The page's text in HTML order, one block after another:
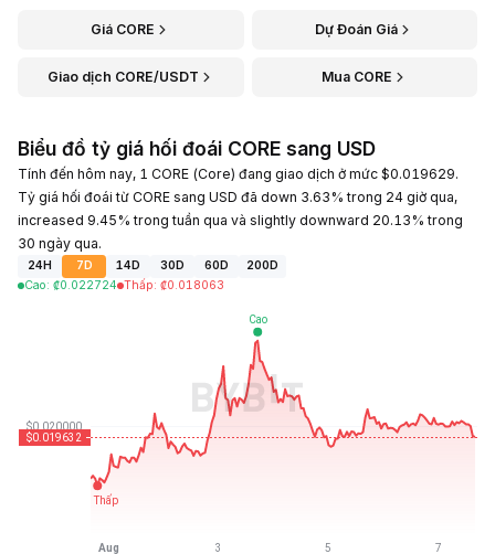
Giá CORE Dự Đoán Giá
Giao dịch CORE/USDT Mua CORE
Biểu đồ tỷ giá hối đoái CORE sang USD
Tính đến hôm nay, 1 CORE (Core) đang giao dịch ở mức $0.019629.
Tỷ giá hối đoái từ CORE sang USD đã down 3.63% trong 24 giờ qua,
increased 9.45% trong tuần qua và slightly downward 20.13% trong
30 ngày qua.
24H 7D 14D 30D 60D
200D
Cao: ₡0.022724 Thấp: ₡0.018063
Cập Nhật Lần Cuối: 2026-08-07, 15:44 GMT+0
₡0.016723